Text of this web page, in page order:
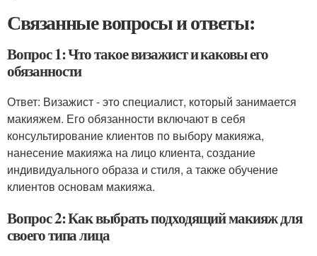
Связанные вопросы и ответы:
Вопрос 1: Что такое визажист и каковы его
обязанности
Ответ: Визажист - это специалист, который занимается
макияжем. Его обязанности включают в себя
консультирование клиентов по выбору макияжа,
нанесение макияжа на лицо клиента, создание
индивидуального образа и стиля, а также обучение
клиентов основам макияжа.
Вопрос 2: Как выбрать подходящий макияж для
своего типа лица